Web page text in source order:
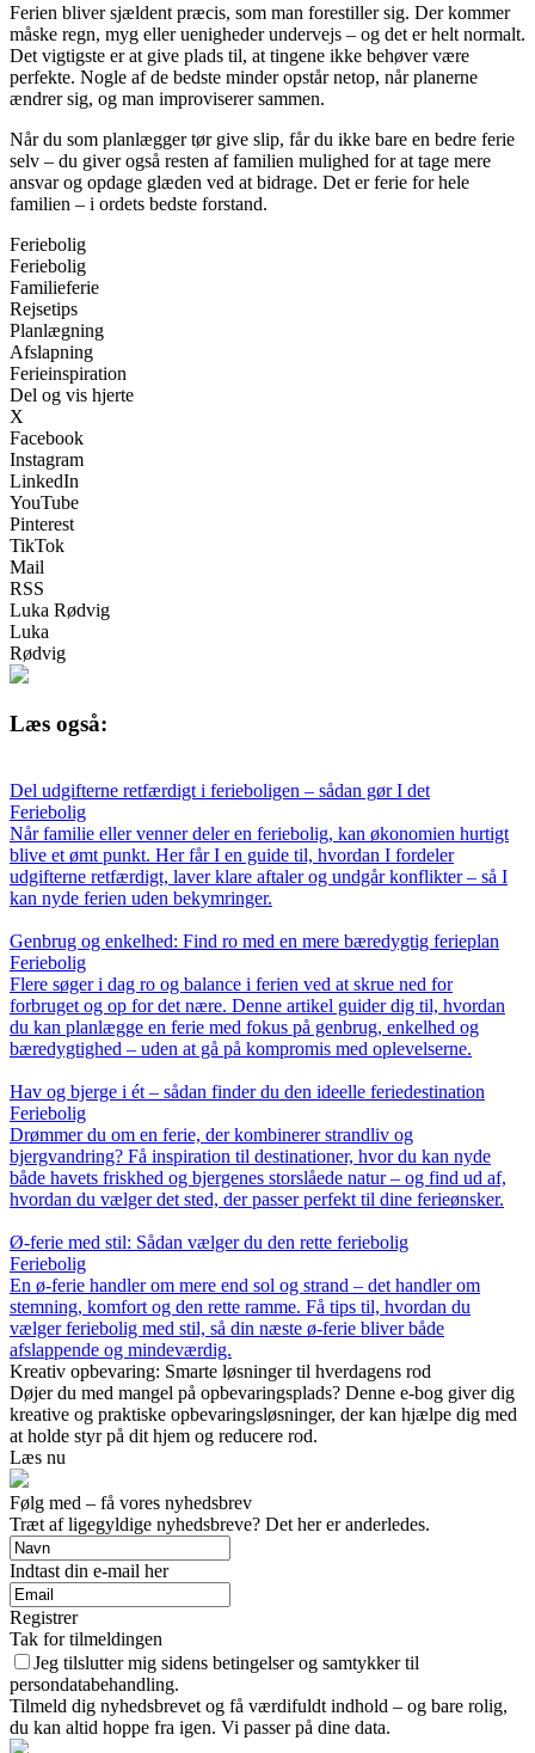
Ferien bliver sjældent præcis, som man forestiller sig. Der kommer
måske regn, myg eller uenigheder undervejs – og det er helt normalt.
Det vigtigste er at give plads til, at tingene ikke behøver være
perfekte. Nogle af de bedste minder opstår netop, når planerne
ændrer sig, og man improviserer sammen.
Når du som planlægger tør give slip, får du ikke bare en bedre ferie
selv – du giver også resten af familien mulighed for at tage mere
ansvar og opdage glæden ved at bidrage. Det er ferie for hele
familien – i ordets bedste forstand.
Feriebolig
Feriebolig
Familieferie
Rejsetips
Planlægning
Afslapning
Ferieinspiration
Del og vis hjerte
X
Facebook
Instagram
LinkedIn
YouTube
Pinterest
TikTok
Mail
RSS
Luka Rødvig
Luka
Rødvig
Læs også:
Del udgifterne retfærdigt i ferieboligen – sådan gør I det
Feriebolig
Når familie eller venner deler en feriebolig, kan økonomien hurtigt
blive et ømt punkt. Her får I en guide til, hvordan I fordeler
udgifterne retfærdigt, laver klare aftaler og undgår konflikter – så I
kan nyde ferien uden bekymringer.
Genbrug og enkelhed: Find ro med en mere bæredygtig ferieplan
Feriebolig
Flere søger i dag ro og balance i ferien ved at skrue ned for
forbruget og op for det nære. Denne artikel guider dig til, hvordan
du kan planlægge en ferie med fokus på genbrug, enkelhed og
bæredygtighed – uden at gå på kompromis med oplevelserne.
Hav og bjerge i ét – sådan finder du den ideelle feriedestination
Feriebolig
Drømmer du om en ferie, der kombinerer strandliv og
bjergvandring? Få inspiration til destinationer, hvor du kan nyde
både havets friskhed og bjergenes storslåede natur – og find ud af,
hvordan du vælger det sted, der passer perfekt til dine ferieønsker.
Ø-ferie med stil: Sådan vælger du den rette feriebolig
Feriebolig
En ø-ferie handler om mere end sol og strand – det handler om
stemning, komfort og den rette ramme. Få tips til, hvordan du
vælger feriebolig med stil, så din næste ø-ferie bliver både
afslappende og mindeværdig.
Kreativ opbevaring: Smarte løsninger til hverdagens rod
Døjer du med mangel på opbevaringsplads? Denne e-bog giver dig
kreative og praktiske opbevaringsløsninger, der kan hjælpe dig med
at holde styr på dit hjem og reducere rod.
Læs nu
Følg med – få vores nyhedsbrev
Træt af ligegyldige nyhedsbreve? Det her er anderledes.
Indtast din e-mail her
Registrer
Tak for tilmeldingen
Jeg tilslutter mig sidens betingelser og samtykker til
persondatabehandling.
Tilmeld dig nyhedsbrevet og få værdifuldt indhold – og bare rolig,
du kan altid hoppe fra igen. Vi passer på dine data.